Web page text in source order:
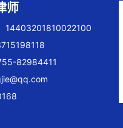
师
14403201810022100
82984411